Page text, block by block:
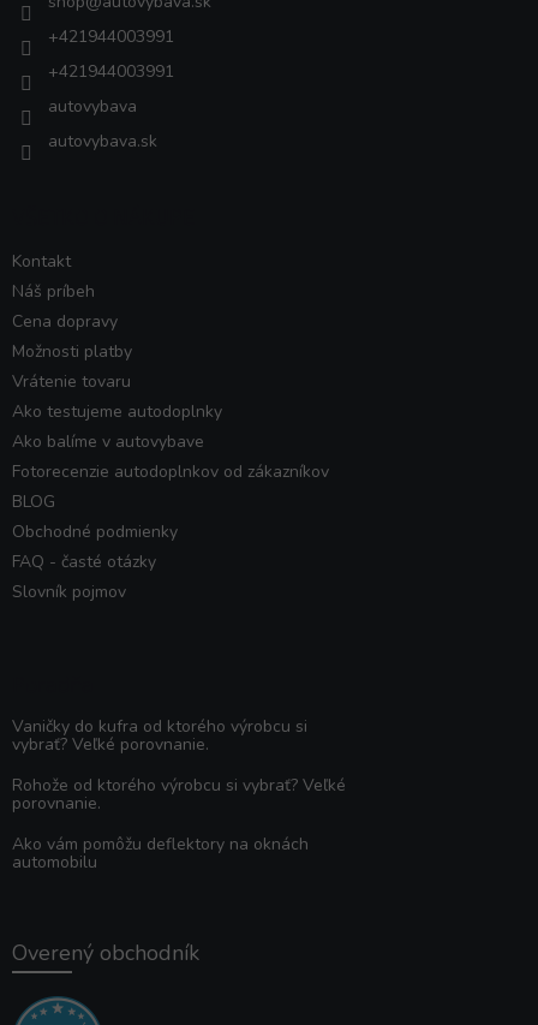
+421944003991
+421944003991
autovybava
autovybava.sk
Kontakt
Náš príbeh
Cena dopravy
Možnosti platby
Vrátenie tovaru
Ako testujeme autodoplnky
Ako balíme v autovybave
Fotorecenzie autodoplnkov od zákazníkov
BLOG
Obchodné podmienky
FAQ - časté otázky
Slovník pojmov
Vaničky do kufra od ktorého výrobcu si
vybrať? Veľké porovnanie.
Rohože od ktorého výrobcu si vybrať? Veľké
porovnanie.
Ako vám pomôžu deflektory na oknách
automobilu
Overený obchodník